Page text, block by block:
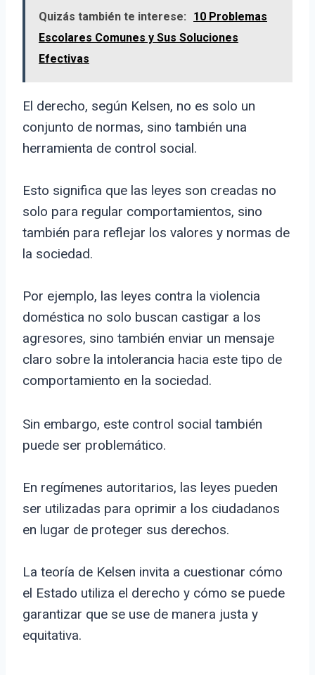
Quizás también te interese:
10 Problemas
Escolares Comunes y Sus Soluciones
Efectivas
El derecho, según Kelsen, no es solo un
conjunto de normas, sino también una
herramienta de control social.
Esto significa que las leyes son creadas no
solo para regular comportamientos, sino
también para reflejar los valores y normas de
la sociedad.
Por ejemplo, las leyes contra la violencia
doméstica no solo buscan castigar a los
agresores, sino también enviar un mensaje
claro sobre la intolerancia hacia este tipo de
comportamiento en la sociedad.
Sin embargo, este control social también
puede ser problemático.
En regímenes autoritarios, las leyes pueden
ser utilizadas para oprimir a los ciudadanos
en lugar de proteger sus derechos.
La teoría de Kelsen invita a cuestionar cómo
el Estado utiliza el derecho y cómo se puede
garantizar que se use de manera justa y
equitativa.